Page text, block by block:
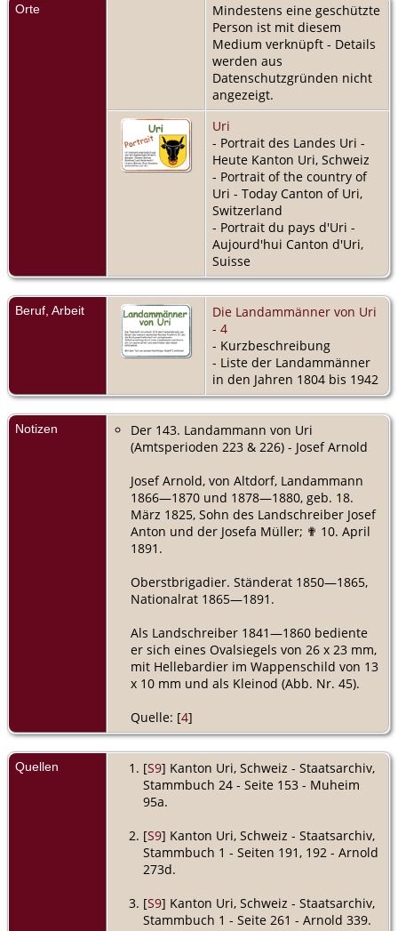
Orte
Mindestens eine geschützte
Person ist mit diesem
Medium verknüpft - Details
werden aus
Datenschutzgründen nicht
angezeigt.
Uri
- Portrait des Landes Uri -
Heute Kanton Uri, Schweiz
- Portrait of the country of
Uri - Today Canton of Uri,
Switzerland
- Portrait du pays d'Uri -
Aujourd'hui Canton d'Uri,
Suisse
Beruf, Arbeit
Die Landammänner von Uri
- 4
- Kurzbeschreibung
- Liste der Landammänner
in den Jahren 1804 bis 1942
Notizen
Der 143. Landammann von Uri
(Amtsperioden 223 & 226) - Josef Arnold
Josef Arnold, von Altdorf, Landammann
1866—1870 und 1878—1880, geb. 18.
März 1825, Sohn des Landschreiber Josef
Anton und der Josefa Müller; ✟ 10. April
1891.
Oberstbrigadier. Ständerat 1850—1865,
Nationalrat 1865—1891.
Als Landschreiber 1841—1860 bediente
er sich eines Ovalsiegels von 26 x 23 mm,
mit Hellebardier im Wappenschild von 13
x 10 mm und als Kleinod (Abb. Nr. 45).
Quelle: [4]
Quellen [S9] Kanton Uri, Schweiz - Staatsarchiv,
Stammbuch 24 - Seite 153 - Muheim
95a.
[S9] Kanton Uri, Schweiz - Staatsarchiv,
Stammbuch 1 - Seiten 191, 192 - Arnold
273d.
[S9] Kanton Uri, Schweiz - Staatsarchiv,
Stammbuch 1 - Seite 261 - Arnold 339.